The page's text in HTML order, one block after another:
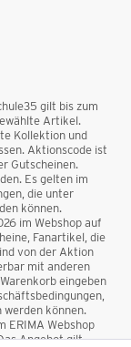
gilt bis zum
Artikel.
Kollektion und
Aktionscode ist
Gutscheinen.
Es gelten im
die unter
können.
im Webshop auf
Fanartikel, die
von der Aktion
mit anderen
eingeben
können.
ERIMA Webshop
Angebot gilt